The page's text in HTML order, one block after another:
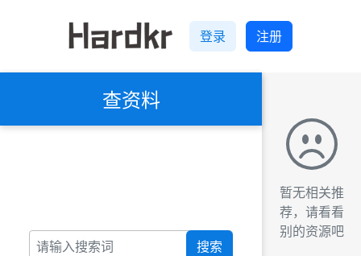
登录 注册
查资料
搜索
暂无相关推
荐，请看看
别的资源吧